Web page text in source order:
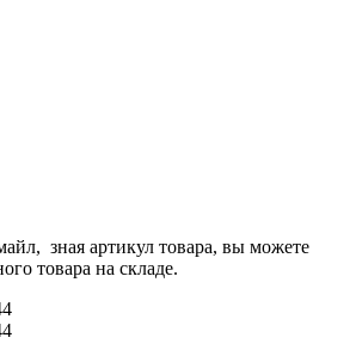
зная артикул товара, вы можете
товара на складе.